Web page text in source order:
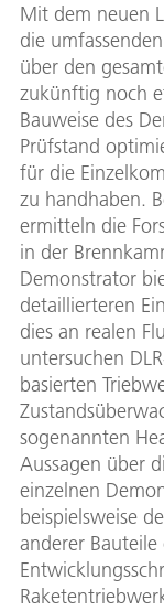
Mit dem neuen
die
über den
zukünftig noch
Bauweise des
Prüfstand
für die
zu handhaben.
ermitteln die
in der
Demonstrator
detaillierteren
dies an realen
untersuchen
basierten
sogenannten
Aussagen über
einzelnen
beispielsweise
anderer